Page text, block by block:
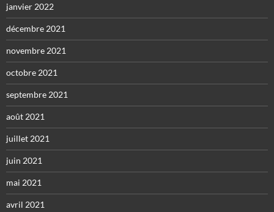
janvier 2022
décembre 2021
novembre 2021
octobre 2021
septembre 2021
août 2021
juillet 2021
juin 2021
mai 2021
avril 2021